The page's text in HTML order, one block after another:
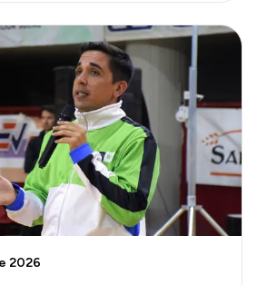
2026